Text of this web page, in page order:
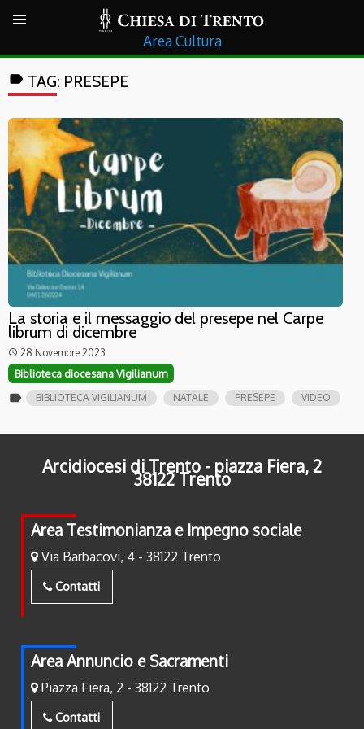
Cultura
label TAG: PRESEPE
La storia e il messaggio del presepe nel Carpe
librum di dicembre
access_time 28 Novembre 2023
Biblioteca diocesana Vigilianum
label BIBLIOTECA VIGILIANUM NATALE PRESEPE VIDEO
Arcidiocesi di Trento - piazza Fiera, 2
38122 Trento
Area Testimonianza e Impegno sociale
Via Barbacovi, 4 - 38122 Trento
Contatti
Area Annuncio e Sacramenti
Piazza Fiera, 2 - 38122 Trento
Contatti